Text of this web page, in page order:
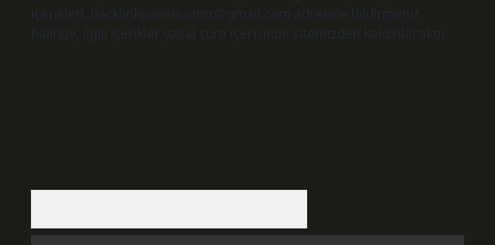
içerikleri, backlinkpanelicomtr@gmail.com adresine bildirmeniz
halinde, ilgili içerikler yasal süre içerisinde sitemizden kaldırılacaktır.